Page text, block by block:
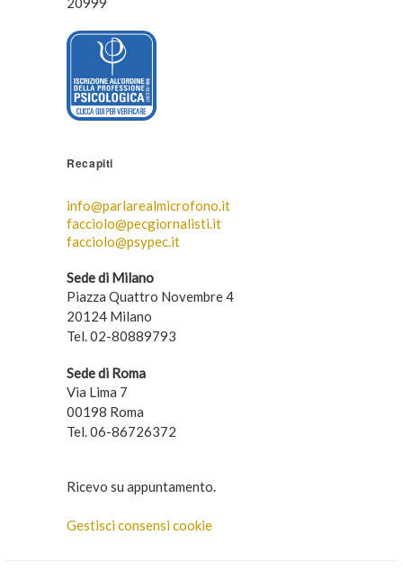
Recapiti
info@parlarealmicrofono.it
facciolo@pecgiornalisti.it
facciolo@psypec.it
Sede di Milano
Piazza Quattro Novembre 4
20124 Milano
Tel. 02-80889793
Sede di Roma
Via Lima 7
00198 Roma
Tel. 06-86726372
Ricevo su appuntamento.
Gestisci consensi cookie